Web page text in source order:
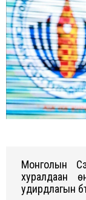
Монголын
хуралдаан
удирдлагын